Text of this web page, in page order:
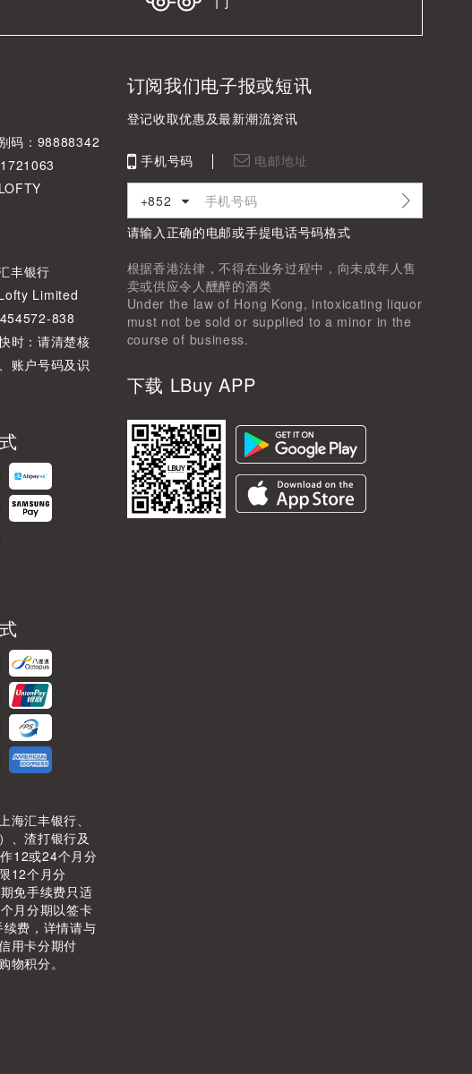
码：98888342
丰银行
Limited
838
时：请清楚核
账户号码及识
海汇丰银行、
、渣打银行及
12或24个月分
12个月分
免手续费只适
月分期以签卡
费，详情请与
用卡分期付
物积分。
订阅我们电子报或短讯
登记收取优惠及最新潮流资讯
手机号码 电邮地址
+852
请输入正确的电邮或手提电话号码格式
根据香港法律，不得在业务过程中，向未成年人售
卖或供应令人醺醉的酒类
Under the law of Hong Kong, intoxicating liquor
must not be sold or supplied to a minor in the
course of business.
下载 LBuy APP